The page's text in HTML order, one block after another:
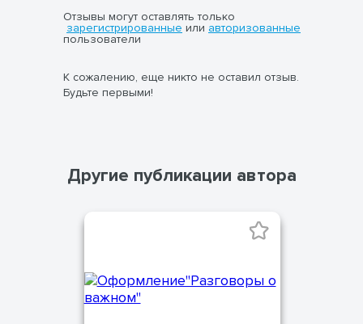
Отзывы могут оставлять только
зарегистрированные или авторизованные
пользователи
К сожалению, еще никто не оставил отзыв.
Будьте первыми!
Другие публикации автора